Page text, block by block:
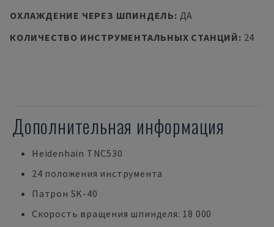
ОХЛАЖДЕНИЕ ЧЕРЕЗ ШПИНДЕЛЬ: ДА
КОЛИЧЕСТВО ИНСТРУМЕНТАЛЬНЫХ СТАНЦИЙ: 24
Дополнительная информация
Heidenhain TNC530
24 положения инструмента
Патрон SK-40
Скорость вращения шпинделя: 18 000